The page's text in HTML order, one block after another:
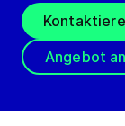
Angebot